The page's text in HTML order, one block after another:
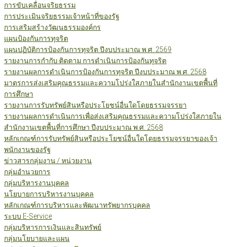
การขับเคลื่อนจริยธรรม
การประเมินจริยธรรมเจ้าหน้าที่ของรัฐ
การเสริมสร้างวัฒนธรรมองค์กร
แผนป้องกันการทุจริต
แผนปฏิบัติการป้องกันการทุจริต ปีงบประมาณ พ.ศ. 2569
รายงานการกำกับ ติดตาม การดำเนินการป้องกันทุจริต
รายงานผลการดำเนินการป้องกันการทุจริต ปีงบประมาณ พ.ศ. 2568
มาตรการส่งเสริมคุณธรรมและความโปร่งใสภายในสำนักงานเขตพื้นที่
การศึกษา
รายงานการรับทรัพย์สินหรือประโยชน์อื่นใดโดยธรรมจรรยา
รายงานผลการดำเนินการเพื่อส่งเสริมคุณธรรมและความโปร่งใสภายใน
สำนักงานเขตพื้นที่การศึกษา ปีงบประมาณ พ.ศ. 2568
หลักเกณฑ์การรับทรัพย์สินหรือประโยชน์อื่นใดโดยธรรมจรรยาของเจ้า
พนักงานของรัฐ
ข่าวสารกลุ่มงาน / หน่วยงาน
กลุ่มอำนวยการ
กลุ่มบริหารงานบุคคล
นโยบายการบริหารงานบุคคล
หลักเกณฑ์การบริหารและพัฒนาทรัพยากรบุคคล
ระบบ E-Service
กลุ่มบริหารการเงินและสินทรัพย์
กลุ่มนโยบายและแผน